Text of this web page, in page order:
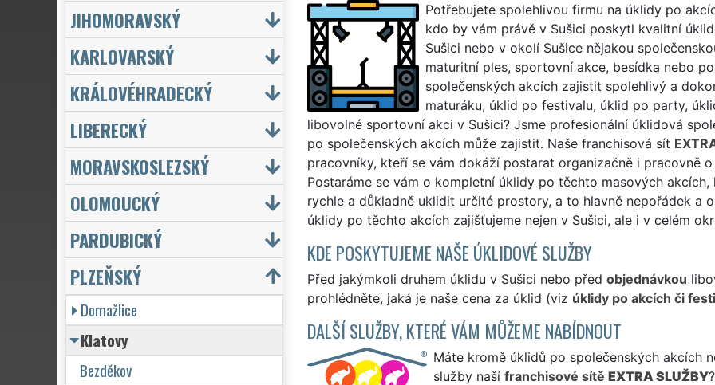
Potřebujete spolehlivou firmu na úklidy po
kdo by vám právě v Sušici poskytl kvalitní
Sušici nebo v okolí Sušice nějakou
maturitní ples, sportovní akce, besídka nebo
společenských akcích zajistit spolehlivý a
maturáku, úklid po festivalu, úklid po party,
libovolné sportovní akci v Sušici? Jsme profesionální úklidová
po společenských akcích může zajistit. Naše franchisová sít
pracovníky, kteří se vám dokáží postarat organizačně i pracovně
Postaráme se vám o kompletní úklidy po těchto masových
rychle a důkladně uklidit určité prostory, a to hlavně nepořádek a
úklidy po těchto akcích zajišťujeme nejen v Sušici, ale i v celém
KDE POSKYTUJEME NAŠE ÚKLIDOVÉ SLUŽBY
Před jakýmkoli druhem úklidu v Sušici nebo před objednávkou
prohlédněte, jaká je naše cena za úklid (viz úklidy po akcích či
DALŠÍ SLUŽBY, KTERÉ VÁM MŮŽEME NABÍDNOUT
Máte kromě úklidů po společenských akcích
služby naší franchisové sítě EXTRA SLUŽBY
JIHOMORAVSKÝ
KARLOVARSKÝ
KRÁLOVÉHRADECKÝ
LIBERECKÝ
MORAVSKOSLEZSKÝ
OLOMOUCKÝ
PARDUBICKÝ
PLZEŇSKÝ
Domažlice
Klatovy
Bezděkov